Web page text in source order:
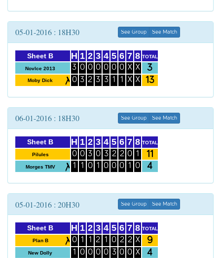
05-01-2016 : 18H30 See Group See Match
Sheet B
NovIce 2013
Moby Dick
H
3
0
1
0
3
2
0
2
3
0
3
4
0
3
5
0
1
6
0
1
7
X
X
8
X
X
TOTAL
3
13
06-01-2016 : 18H30 See Group See Match
Sheet B
Pilules
Morges TMV
H
0
1
1
0
1
2
3
0
3
0
1
4
3
0
5
2
0
6
2
0
7
0
1
8
1
0
TOTAL
11
4
05-01-2016 : 20H30 See Group See Match
Sheet B
Plan B
New Dolly
H
0
1
1
1
0
2
1
0
3
2
0
4
1
0
5
0
3
6
2
0
7
2
0
8
X
X
TOTAL
9
4